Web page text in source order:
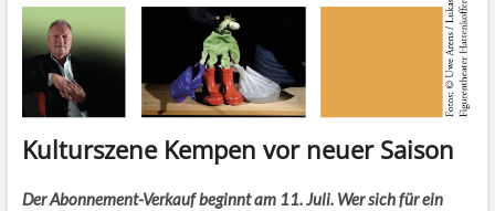
Kulturszene Kempen vor neuer Saison
Der Abonnement-Verkauf beginnt am 11. Juli. Wer sich für ein